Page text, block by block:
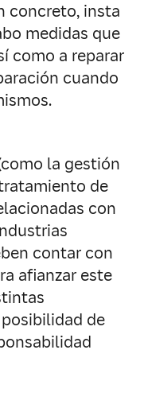
concreto, insta
medidas que
como a reparar
cuando
la gestión
de
con
contar con
afianzar este
de